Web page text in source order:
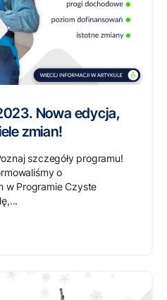
Nowa edycja,
zmian!
szczegóły programu!
o
w Programie Czyste